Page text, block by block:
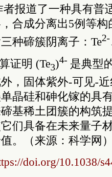
报道了一种具有普
合成分离出5例等
种碲簇阴离子：Te2-
证明 (Te3)4- 是典型
，固体紫外-可见-
晶硅和砷化镓的具
基稀土团簇的构筑
们具备在未来量子
。（来源：科学网
doi.org/10.1038/